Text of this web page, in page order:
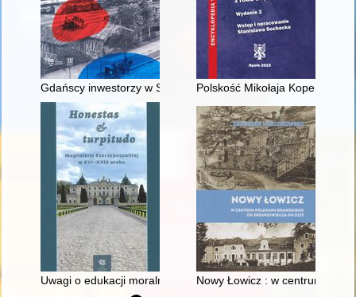
Gdańscy inwestorzy w Sopocie : prestiż finansowy i
Polskość Mikołaja Kopernika z
Uwagi o edukacji moralnej synów szlacheckich w XVI-
Nowy Łowicz : w centrum